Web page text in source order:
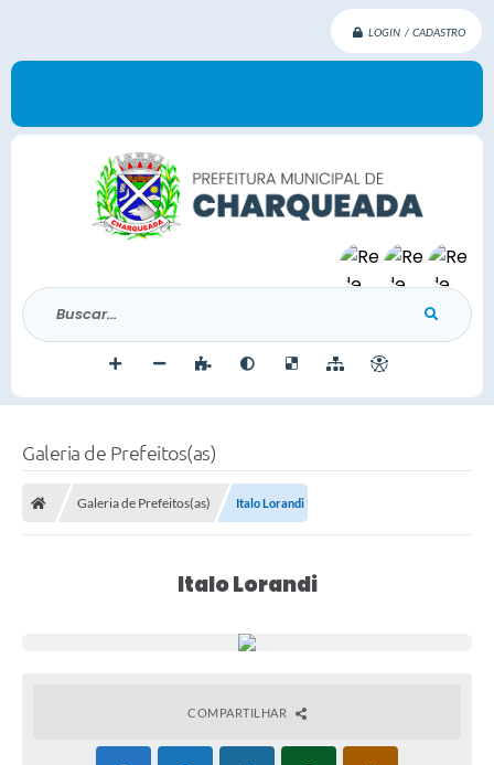
LOGIN / CADASTRO
Buscar...
Galeria de Prefeitos(as)
Galeria de Prefeitos(as) Italo Lorandi
Italo Lorandi
COMPARTILHAR